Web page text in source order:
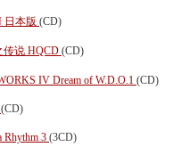
日本版 (CD)
传说 HQCD (CD)
IV Dream of W.D.O.1 (CD)
(CD)
Rhythm 3 (3CD)